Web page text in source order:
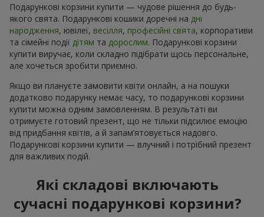
Подарункові корзини купити — чудове рішення до будь-
якого свята. Подарункові кошики доречні на дні
народження, ювілеї, весілля, професійні свята, корпоративи
та сімейні події дітям та дорослим. Подарункові корзини
купити виручає, коли складно підібрати щось персональне,
але хочеться зробити приємно.
Якщо ви плануєте замовити квіти онлайн, а на пошуки
додатково подарунку немає часу, то подарункові корзини
купити можна одним замовленням. В результаті ви
отримуєте готовий презент, що не тільки підсилює емоцію
від придбання квітів, а й запам’ятовується надовго.
Подарункові корзини купити — влучний і потрібний презент
для важливих подій.
Які складові включають
сучасні подарункові корзини?